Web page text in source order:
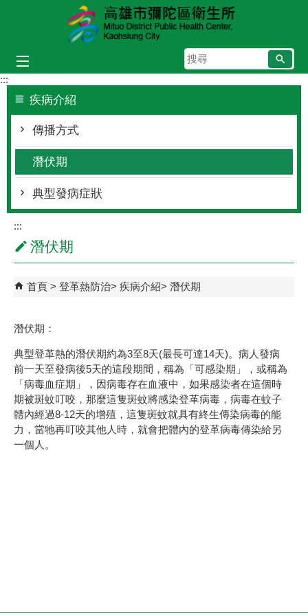
跳到主要內容區塊
搜
尋
:::
疾病介紹
傳播方式
潛伏期
典型發病症狀
:::
潛伏期
首頁 登革熱防治 疾病介紹 潛伏期
潛伏期：
典型登革熱的潛伏期約為3至8天(最長可達14天)。病人發病
前一天至發病後5天的這段期間，稱為「可感染期」，或稱為
「病毒血症期」，因病毒存在血液中，如果感染者在這個時
期被斑蚊叮咬，那麼這隻斑蚊將感染登革病毒，病毒在蚊子
體內經過8-12天的增殖，這隻斑蚊就具有終生傳染病毒的能
力，當牠再叮咬其他人時，就會把體內的登革病毒傳染給另
一個人。